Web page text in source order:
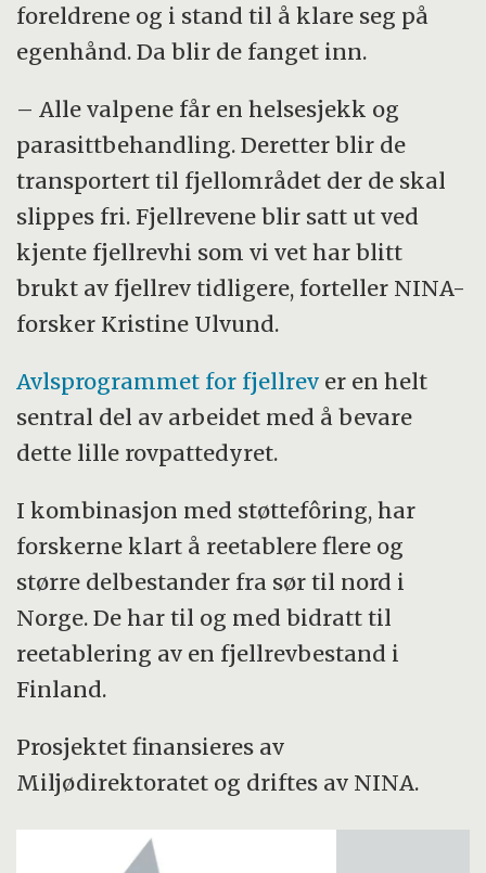
foreldrene og i stand til å klare seg på
egenhånd. Da blir de fanget inn.
– Alle valpene får en helsesjekk og
parasittbehandling. Deretter blir de
transportert til fjellområdet der de skal
slippes fri. Fjellrevene blir satt ut ved
kjente fjellrevhi som vi vet har blitt
brukt av fjellrev tidligere, forteller NINA-
forsker Kristine Ulvund.
Avlsprogrammet for fjellrev er en helt
sentral del av arbeidet med å bevare
dette lille rovpattedyret.
I kombinasjon med støttefôring, har
forskerne klart å reetablere flere og
større delbestander fra sør til nord i
Norge. De har til og med bidratt til
reetablering av en fjellrevbestand i
Finland.
Prosjektet finansieres av
Miljødirektoratet og driftes av NINA.